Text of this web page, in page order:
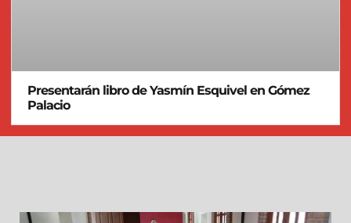
Presentarán libro de Yasmín Esquivel en Gómez
Palacio